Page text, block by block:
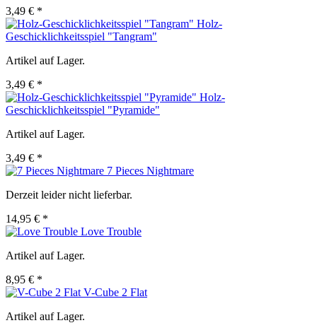
3,49 € *
Holz-
Geschicklichkeitsspiel "Tangram"
Artikel auf Lager.
3,49 € *
Holz-
Geschicklichkeitsspiel "Pyramide"
Artikel auf Lager.
3,49 € *
7 Pieces Nightmare
Derzeit leider nicht lieferbar.
14,95 € *
Love Trouble
Artikel auf Lager.
8,95 € *
V-Cube 2 Flat
Artikel auf Lager.